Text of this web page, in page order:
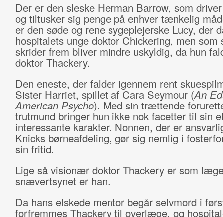
Der er den sleske Herman Barrow, som
og tiltusker sig penge på enhver tænkelig
er den søde og rene sygeplejerske Lucy, der
hospitalets unge doktor Chickering, men som
skrider frem bliver mindre uskyldig, da hun
doktor Thackery.
Den eneste, der falder igennem rent
Sister Harriet, spillet af Cara Seymour (An
American Psycho). Med sin trættende
trutmund bringer hun ikke nok facetter til sin
interessante karakter. Nonnen, der er
Knicks børneafdeling, gør sig nemlig i
sin fritid.
Lige så visionær doktor Thackery er som
snævertsynet er han.
Da hans elskede mentor begår selvmord i
forfremmes Thackery til overlæge, og